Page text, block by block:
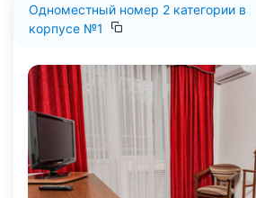
Одноместный номер 2 категории в
корпусе №1